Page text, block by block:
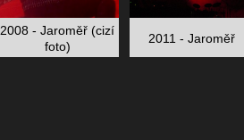
2008 - Jaroměř (cizí
foto)
2011 - Jaroměř